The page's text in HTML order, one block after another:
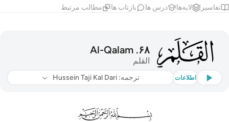
تفاسیر لایه‌ها درس ها بازتاب ها مطالب مرتبط
068۶۸.
Al-Qalam
القلم
گوش دهید
اطلاعات ترجمه: Hussein Taji Kal Dari